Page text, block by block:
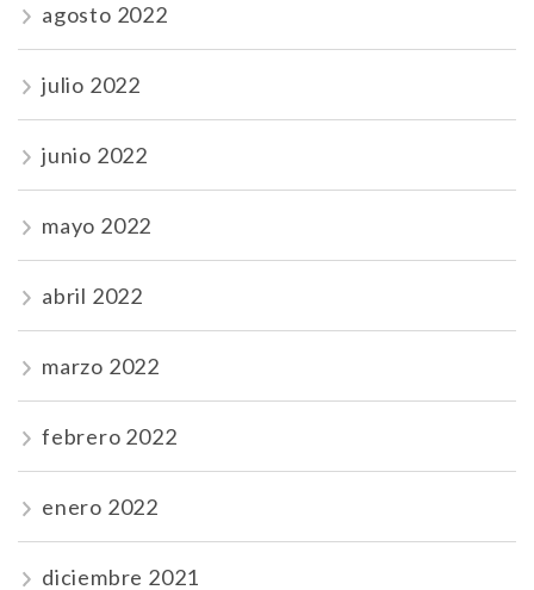
agosto 2022
julio 2022
junio 2022
mayo 2022
abril 2022
marzo 2022
febrero 2022
enero 2022
diciembre 2021